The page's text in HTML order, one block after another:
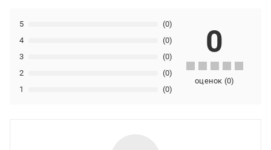
1 (0)
2 (0)
3 (0)
4 (0)
5 (0)
0
оценок (0)